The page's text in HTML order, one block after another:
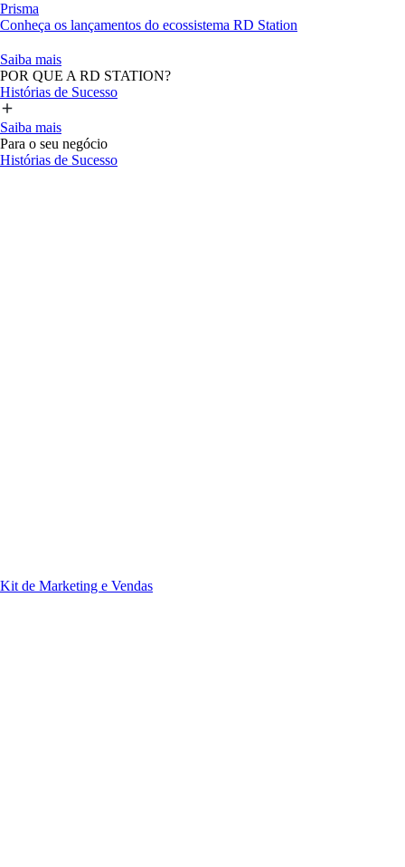
Prisma
Conheça os lançamentos do ecossistema RD Station
Saiba mais
POR QUE A RD STATION?
Histórias de Sucesso
Saiba mais
Para o seu negócio
Histórias de Sucesso
Kit de Marketing e Vendas